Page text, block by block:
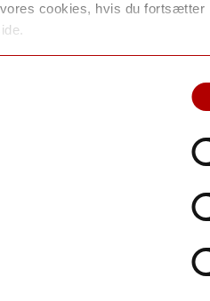
cookies, hvis du fortsætter
2022, Colet, Classic